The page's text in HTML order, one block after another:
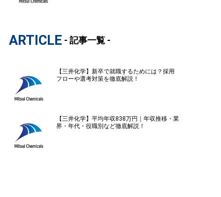
ARTICLE - 記事一覧 -
【三井化学】新卒で就職するためには？採用
フローや選考対策を徹底解説！
【三井化学】平均年収838万円｜年収推移・業
界・年代・役職別など徹底解説！